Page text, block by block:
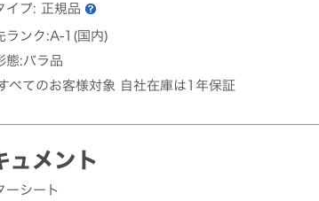
イプ: 正規品
ランク:A-1(国内)
態:バラ品
べてのお客様対象 自社在庫は1年保証
ュメント
ーシート